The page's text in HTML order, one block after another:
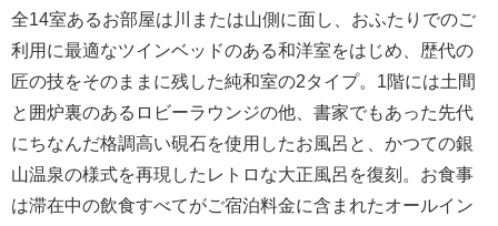
全14室あるお部屋は川または山側に面し、おふたりでのご
利用に最適なツインベッドのある和洋室をはじめ、歴代の
匠の技をそのままに残した純和室の2タイプ。1階には土間
と囲炉裏のあるロビーラウンジの他、書家でもあった先代
にちなんだ格調高い硯石を使用したお風呂と、かつての銀
山温泉の様式を再現したレトロな大正風呂を復刻。お食事
は滞在中の飲食すべてがご宿泊料金に含まれたオールイン